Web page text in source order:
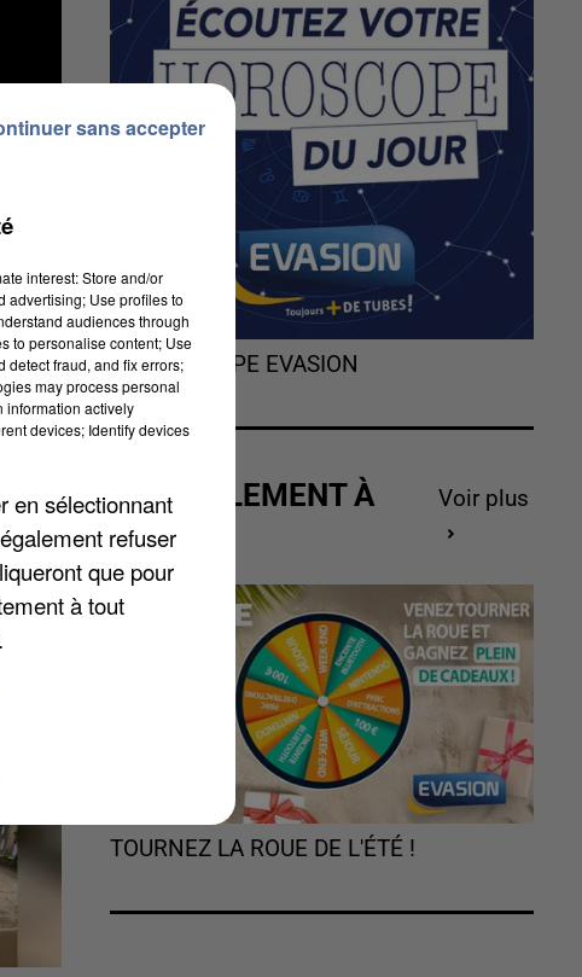
L'HOROSCOPE EVASION
ACTUELLEMENT À
GAGNER
Voir plus
TOURNEZ LA ROUE DE L'ÉTÉ !
interest: Store and/or
advertising; Use profiles to
audiences through
to personalise content; Use
detect fraud, and fix errors;
may process personal
information actively
devices; Identify devices
en sélectionnant
refuser
que pour
à tout
sans accepter